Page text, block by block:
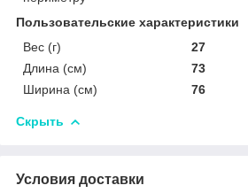
Пользовательские характеристики
Вес (г)
27
Длина (см)
73
Ширина (см)
76
Скрыть
Условия доставки